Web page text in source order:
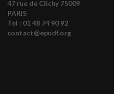
47 rue de Clichy 75009
PARIS
Tel : 01 48 74 90 92
contact@epudf.org